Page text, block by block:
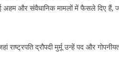
अहम और संवैधानिक मामलों में फैसले दिए हैं,
द्रौपदी मुर्मू उन्हें पद और